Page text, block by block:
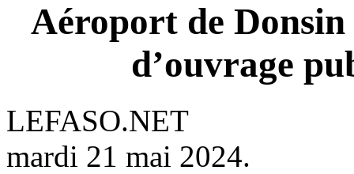
Aéroport de
d’ouvrage
LEFASO.NET
mardi 21 mai 2024.